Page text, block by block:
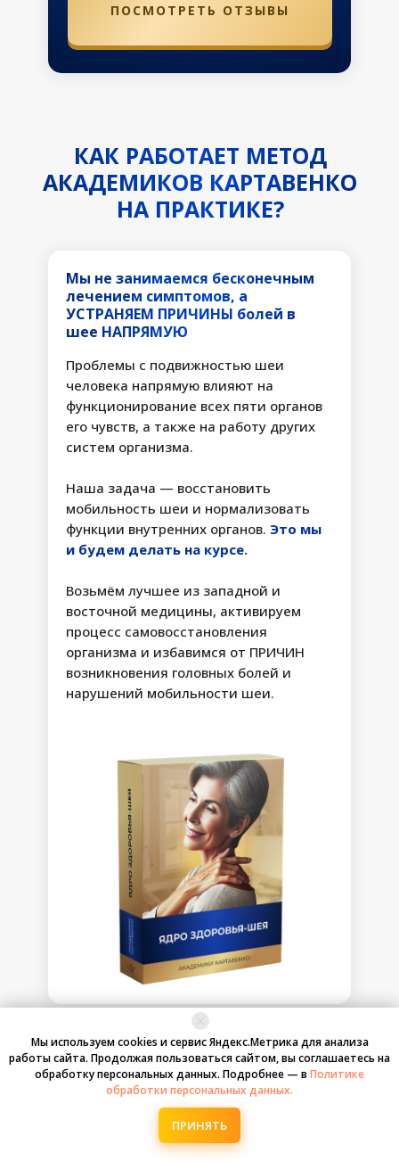
ПОСМОТРЕТЬ ОТЗЫВЫ
С помощью СИСТЕМЫ
бескислородной рефлекторной
гимнастики и воздействия на
биологически активные точки
КАК РАБОТАЕТ МЕТОД
АКАДЕМИКОВ КАРТАВЕНКО
НА ПРАКТИКЕ?
Мы не занимаемся бесконечным
лечением симптомов, а
УСТРАНЯЕМ ПРИЧИНЫ болей в
шее НАПРЯМУЮ
Проблемы с подвижностью шеи
человека напрямую влияют на
функционирование всех пяти органов
его чувств, а также на работу других
систем организма.
Наша задача — восстановить
мобильность шеи и нормализовать
функции внутренних органов. Это мы
и будем делать на курсе.
Возьмём лучшее из западной и
восточной медицины, активируем
процесс самовосстановления
организма и избавимся от ПРИЧИН
возникновения головных болей и
нарушений мобильности шеи.
21 ДЕНЬ
ПАКЕТ
«БЫСТРЫЕ
РЕЗУЛЬТАТЫ»
Модуль 1
65.000 руб.
44.900 руб.
Модуль 3
ЗАБРОНИРОВАТЬ МЕСТО
Модуль 2
РАССРОЧКА ОТ 3.742 РУБ/МЕС
29.900 руб.
ЗАБРОНИРОВАТЬ МЕСТО
диафрагма
дальнейшими рекомендациями
РАССРОЧКА ОТ 2.492 РУБ/МЕС
Сосуды головы и шеи Свободная
диафрагма
Тесты для проверки состояния по
завершении
Консультация со специалистом
клиники с оценкой результатов и
дальнейшими рекомендациями
Мы используем cookies и сервис Яндекс.Метрика для анализа
работы сайта. Продолжая пользоваться сайтом, вы соглашаетесь на
обработку персональных данных. Подробнее — в Политике
обработки персональных данных.
ПРИНЯТЬ